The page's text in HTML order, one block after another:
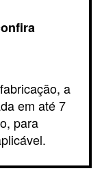
a
em até 7
para